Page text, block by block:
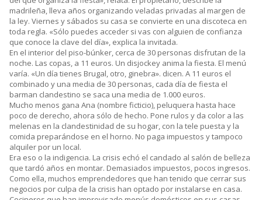
madrileña, lleva años organizando veladas privadas al margen de
la ley. Viernes y sábados su casa se convierte en una discoteca en
toda regla. «Sólo puedes acceder si vas con alguien de confianza
que conoce la clave del día», explica la invitada.
En el interior del piso-búnker, cerca de 30 personas disfrutan de la
noche. Las copas, a 11 euros. Un disjockey anima la fiesta. El menú
varía. «Un día tienes Brugal, otro, ginebra». dicen. A 11 euros el
combinado y una media de 30 personas, cada día de fiesta el
barman clandestino se saca una media de 1.000 euros.
Mucho menos gana Ana (nombre ficticio), peluquera hasta hace
poco de derecho, ahora sólo de hecho. Pone rulos y da color a las
melenas en la clandestinidad de su hogar, con la tele puesta y la
comida preparándose en el horno. No paga impuestos y tampoco
alquiler por un local.
Era eso o la indigencia. La crisis echó el candado al salón de belleza
que tardó años en montar. Demasiados impuestos, pocos ingresos.
Como ella, muchos emprendedores que han tenido que cerrar sus
negocios por culpa de la crisis han optado por instalarse en casa.